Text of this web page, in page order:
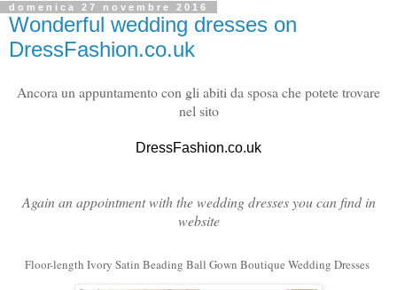
domenica 27 novembre 2016
Wonderful wedding dresses on
DressFashion.co.uk
Ancora un appuntamento con gli abiti da sposa che potete trovare
nel sito
DressFashion.co.uk
Again an appointment with the wedding dresses you can find in
website
Floor-length Ivory Satin Beading Ball Gown Boutique Wedding Dresses